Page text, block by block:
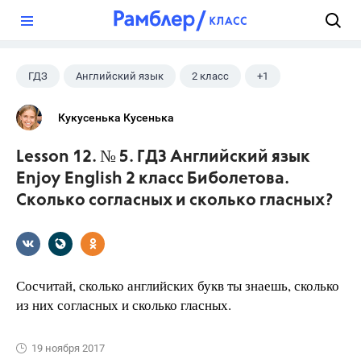
ГДЗ Английский язык 2 класс +1
Биболетова М. З.
Кукусенька Кусенька
Lesson 12. № 5. ГДЗ Английский язык
Enjoy English 2 класс Биболетова.
Сколько согласных и сколько гласных?
Сосчитай, сколько английских букв ты знаешь, сколько
из них согласных и сколько гласных.
19 ноября 2017